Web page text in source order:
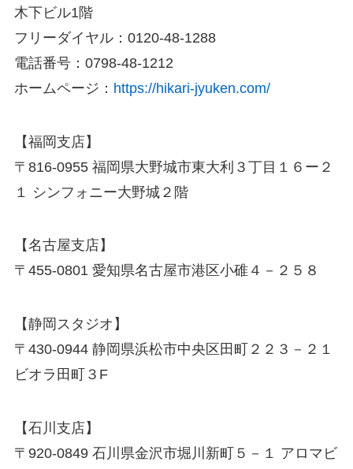
木下ビル1階
フリーダイヤル：0120-48-1288
電話番号：0798-48-1212
ホームページ： https://hikari-jyuken.com/
【福岡支店】
〒816-0955 福岡県大野城市東大利３丁目１６ー２
１ シンフォニー大野城２階
【名古屋支店】
〒455-0801 愛知県名古屋市港区小碓４－２５８
【静岡スタジオ】
〒430-0944 静岡県浜松市中央区田町２２３－２１
ビオラ田町３F
【石川支店】
〒920-0849 石川県金沢市堀川新町５－１ アロマビ